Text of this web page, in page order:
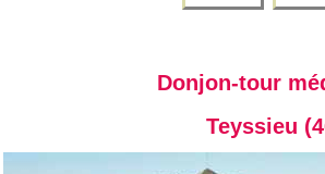
Donjon-tour
Teyssieu